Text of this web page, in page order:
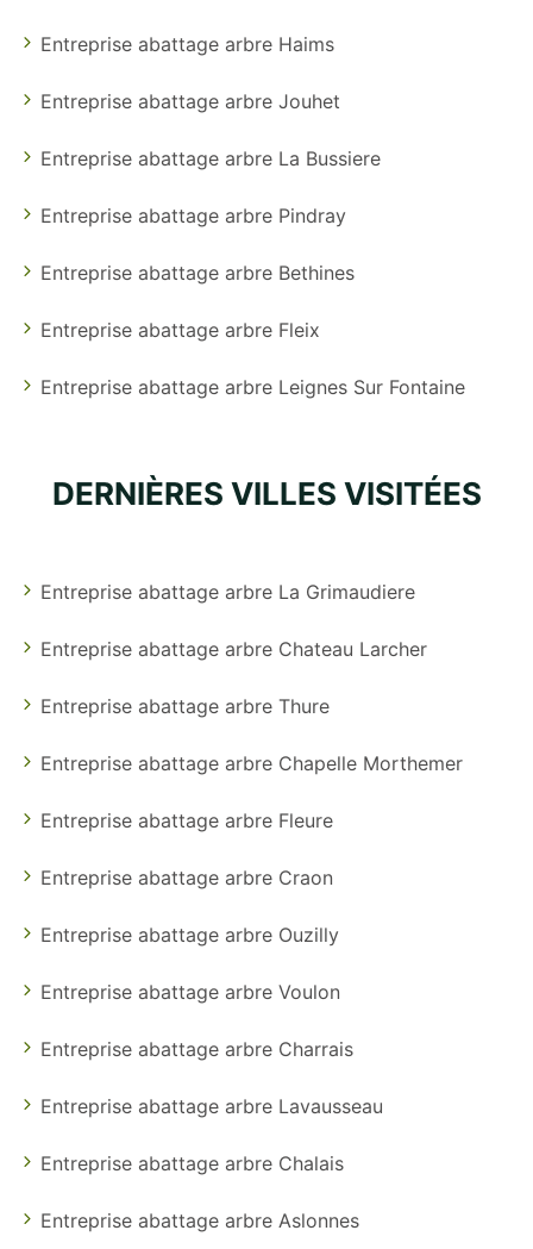
Entreprise abattage arbre Haims
Entreprise abattage arbre Jouhet
Entreprise abattage arbre La Bussiere
Entreprise abattage arbre Pindray
Entreprise abattage arbre Bethines
Entreprise abattage arbre Fleix
Entreprise abattage arbre Leignes Sur Fontaine
DERNIÈRES VILLES VISITÉES
Entreprise abattage arbre La Grimaudiere
Entreprise abattage arbre Chateau Larcher
Entreprise abattage arbre Thure
Entreprise abattage arbre Chapelle Morthemer
Entreprise abattage arbre Fleure
Entreprise abattage arbre Craon
Entreprise abattage arbre Ouzilly
Entreprise abattage arbre Voulon
Entreprise abattage arbre Charrais
Entreprise abattage arbre Lavausseau
Entreprise abattage arbre Chalais
Entreprise abattage arbre Aslonnes